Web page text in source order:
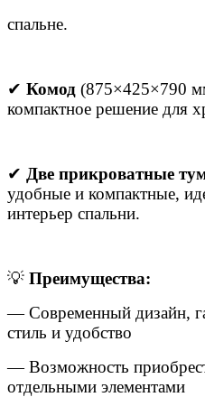
спальне.
✔ Комод (875×425×790
компактное решение для
✔ Две прикроватные
удобные и компактные,
интерьер спальни.
💡 Преимущества:
— Современный дизайн,
стиль и удобство
— Возможность
отдельными элементами